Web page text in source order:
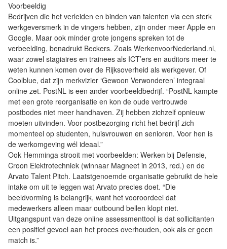
Voorbeeldig
Bedrijven die het verleiden en binden van talenten via een sterk
werkgeversmerk in de vingers hebben, zijn onder meer Apple en
Google. Maar ook minder grote jongens spreken tot de
verbeelding, benadrukt Beckers. Zoals WerkenvoorNederland.nl,
waar zowel stagiaires en trainees als ICT’ers en auditors meer te
weten kunnen komen over de Rijksoverheid als werkgever. Of
Coolblue, dat zijn merkvizier ‘Gewoon Verwonderen’ integraal
online zet. PostNL is een ander voorbeeldbedrijf. “PostNL kampte
met een grote reorganisatie en kon de oude vertrouwde
postbodes niet meer handhaven. Zij hebben zichzelf opnieuw
moeten uitvinden. Voor postbezorging richt het bedrijf zich
momenteel op studenten, huisvrouwen en senioren. Voor hen is
de werkomgeving wél ideaal.”
Ook Hemminga strooit met voorbeelden: Werken bij Defensie,
Croon Elektrotechniek (winnaar Magneet in 2013, red.) en de
Arvato Talent Pitch. Laatstgenoemde organisatie gebruikt de hele
intake om uit te leggen wat Arvato precies doet. “Die
beeldvorming is belangrijk, want het vooroordeel dat
medewerkers alleen maar outbound bellen klopt niet.
Uitgangspunt van deze online assessmenttool is dat sollicitanten
een positief gevoel aan het proces overhouden, ook als er geen
match is.”